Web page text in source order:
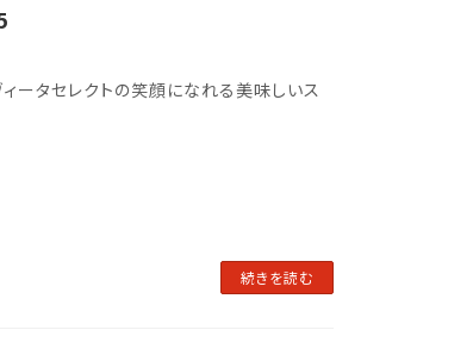
ータセレクトの笑顔になれる美味しいス
続きを読む